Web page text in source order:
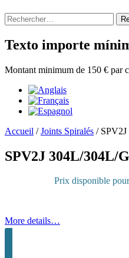
Rechercher :
Texto importe
Montant minimum de 150 € par
Accueil /Joints Spiralés /
SPV2J 304L/304L/
Prix disponible
More details…